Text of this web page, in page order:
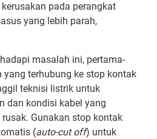
pada perangkat
yang lebih parah,
masalah ini, pertama-
terhubung ke stop kontak
teknisi listrik untuk
dan kondisi kabel yang
Gunakan stop kontak
(auto-cut off) untuk